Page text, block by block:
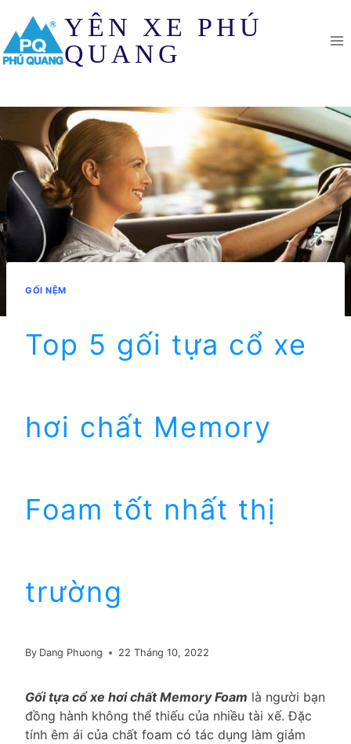
content
YÊN XE PHÚ
QUANG
GỐI NỆM
Top 5 gối tựa cổ xe
hơi chất Memory
Foam tốt nhất thị
trường
By Dang Phuong 22 Tháng 10, 2022
Gối tựa cổ xe hơi chất Memory Foam là người bạn
đồng hành không thể thiếu của nhiều tài xế. Đặc
tính êm ái của chất foam có tác dụng làm giảm